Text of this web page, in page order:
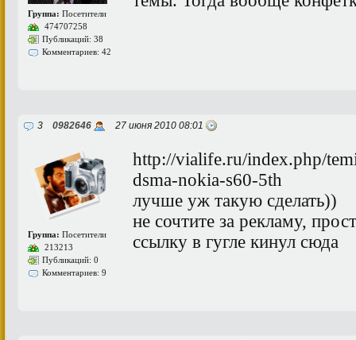
Группа: Посетители
474707258
Публикаций: 38
Комментариев: 42
3 0982646 27 июня 2010 08:01
Группа: Посетители
213213
Публикаций: 0
Комментариев: 9
http://vialife.ru/index.php/
dsma-nokia-s60-5th
лучше уж такую сделать))
не сочтите за рекламу,
ссылку в гугле кинул сюда